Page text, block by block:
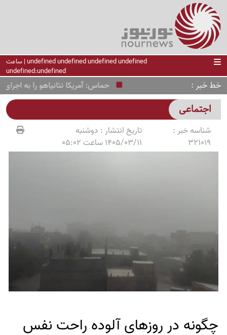
undefined undefined undefined undefined | ساعت
undefined:undefined
خط خبر حماس: آمریکا نتانیاهو را به اجرای
اجتماعی
شناسه خبر :
321019
تاریخ انتشار : دوشنبه
1405/03/11 ساعت 05:02
چگونه در روزهای آلوده راحت نفس